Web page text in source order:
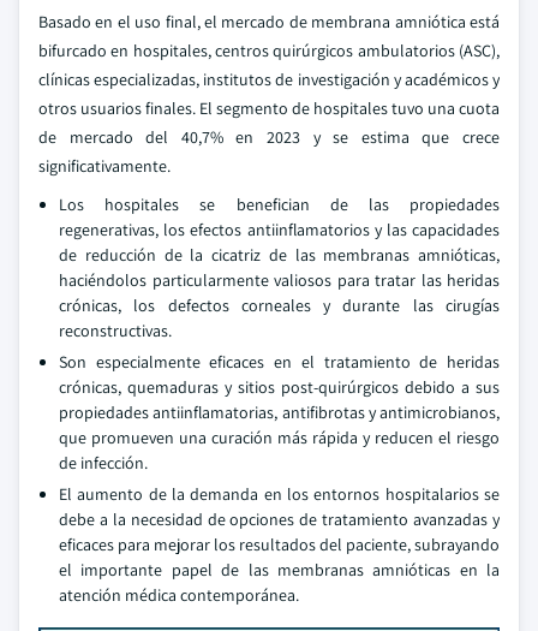
Basado en el uso final, el mercado de membrana amniótica está
bifurcado en hospitales, centros quirúrgicos ambulatorios (ASC),
clínicas especializadas, institutos de investigación y académicos y
otros usuarios finales. El segmento de hospitales tuvo una cuota
de mercado del 40,7% en 2023 y se estima que crece
significativamente.
Los hospitales se benefician de las propiedades
regenerativas, los efectos antiinflamatorios y las capacidades
de reducción de la cicatriz de las membranas amnióticas,
haciéndolos particularmente valiosos para tratar las heridas
crónicas, los defectos corneales y durante las cirugías
reconstructivas.
Son especialmente eficaces en el tratamiento de heridas
crónicas, quemaduras y sitios post-quirúrgicos debido a sus
propiedades antiinflamatorias, antifibrotas y antimicrobianos,
que promueven una curación más rápida y reducen el riesgo
de infección.
El aumento de la demanda en los entornos hospitalarios se
debe a la necesidad de opciones de tratamiento avanzadas y
eficaces para mejorar los resultados del paciente, subrayando
el importante papel de las membranas amnióticas en la
atención médica contemporánea.